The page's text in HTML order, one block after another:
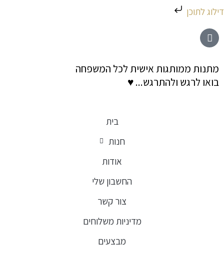
דילוג לתוכן
דילוג
לתוכן
מתנות ממותגות אישית לכל המשפחה
בואו לרגש ולהתרגש... ♥
בית
חנות
אודות
החשבון שלי
צור קשר
מדיניות משלוחים
מבצעים